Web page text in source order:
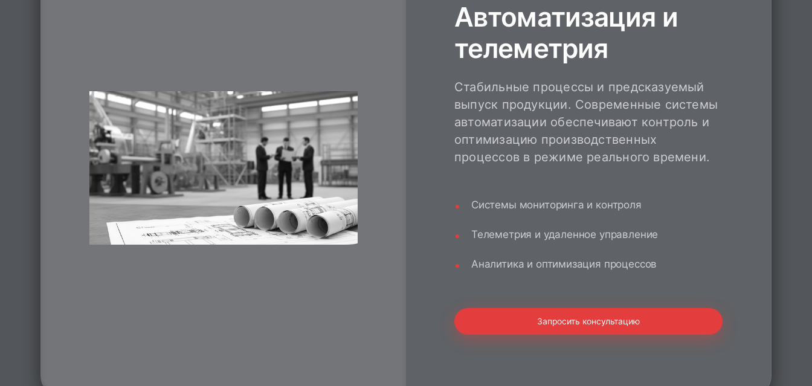
Автоматизация и
телеметрия
Стабильные процессы и предсказуемый
выпуск продукции. Современные системы
автоматизации обеспечивают контроль и
оптимизацию производственных
процессов в режиме реального времени.
Системы мониторинга и контроля
Телеметрия и удаленное управление
Аналитика и оптимизация процессов
Запросить консультацию